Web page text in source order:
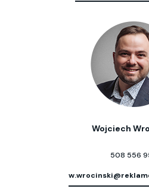
Wojciech
508 556